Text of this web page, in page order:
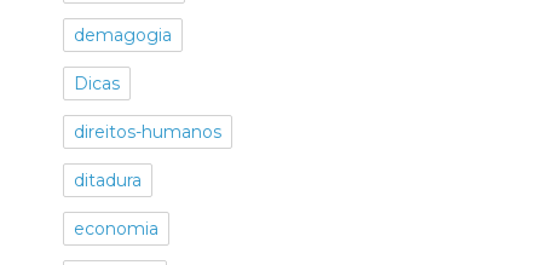
demagogia
Dicas
direitos-humanos
ditadura
economia